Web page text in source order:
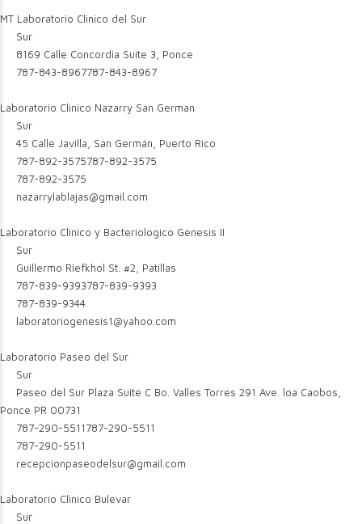
MT Laboratorio Clinico del Sur
Sur
8169 Calle Concordia Suite 3, Ponce
787-843-8967787-843-8967
Laboratorio Clinico Nazarry San German
Sur
45 Calle Javilla, San Germán, Puerto Rico
787-892-3575787-892-3575
787-892-3575
nazarrylablajas@gmail.com
Laboratorio Clinico y Bacteriologico Genesis II
Sur
Guillermo Riefkhol St. #2, Patillas
787-839-9393787-839-9393
787-839-9344
laboratoriogenesis1@yahoo.com
Laboratorio Paseo del Sur
Sur
Paseo del Sur Plaza Suite C Bo. Valles Torres 291 Ave. loa Caobos,
Ponce PR 00731
787-290-5511787-290-5511
787-290-5511
recepcionpaseodelsur@gmail.com
Laboratorio Clinico Bulevar
Sur